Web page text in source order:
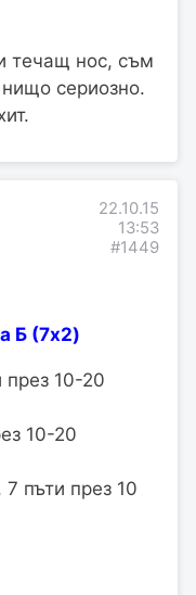
течащ нос, съм
сериозно.
22.10.15
13:53
#1449
Б (7x2)
през 10-20
10-20
7 пъти през 10